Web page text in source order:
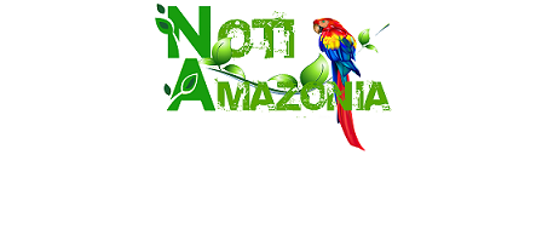
Saltar
Archidona
Ecuador: dos jóvenes de 22 años
desaparecidos fueron encontrados
muertos en Puerto lopez
Sentencian a 34 años de prisión a
implicados en caso de Alison,